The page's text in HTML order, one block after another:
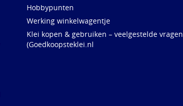
Hobbypunten
Werking winkelwagentje
Klei kopen & gebruiken – veelgestelde vragen
(Goedkoopsteklei.nl